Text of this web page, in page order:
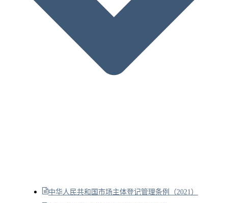
中华人民共和国市场主体登记管理条例（2021）